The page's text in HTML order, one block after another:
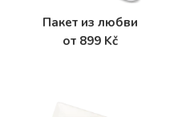
Пакет из любви
от 899 Kč